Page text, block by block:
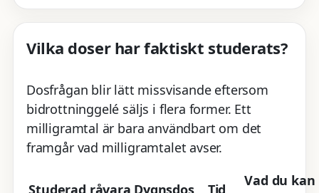
Vilka doser har faktiskt studerats?
Dosfrågan blir lätt missvisande eftersom
bidrottninggelé säljs i flera former. Ett
milligramtal är bara användbart om det
framgår vad milligramtalet avser.
Studerad råvara Dygnsdos Tid
Vad du